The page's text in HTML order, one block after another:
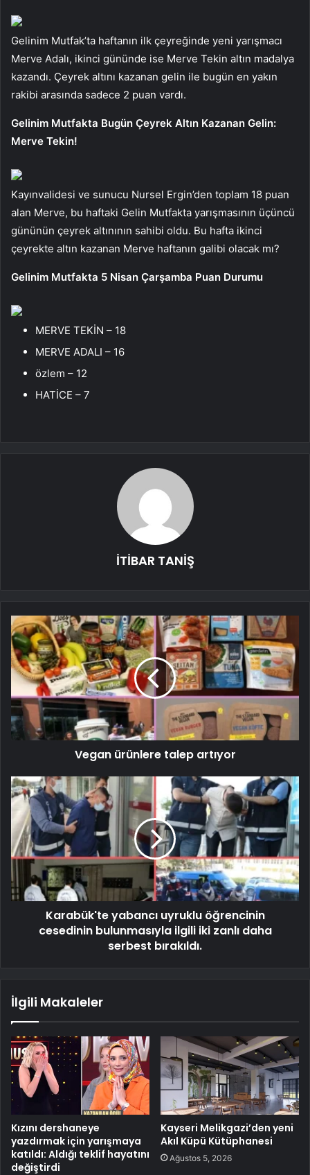
Gelinim Mutfak’ta haftanın ilk çeyreğinde yeni yarışmacı
Merve Adalı, ikinci gününde ise Merve Tekin altın madalya
kazandı. Çeyrek altını kazanan gelin ile bugün en yakın
rakibi arasında sadece 2 puan vardı.
Gelinim Mutfakta Bugün Çeyrek Altın Kazanan Gelin:
Merve Tekin!
Kayınvalidesi ve sunucu Nursel Ergin’den toplam 18 puan
alan Merve, bu haftaki Gelin Mutfakta yarışmasının üçüncü
gününün çeyrek altınının sahibi oldu. Bu hafta ikinci
çeyrekte altın kazanan Merve haftanın galibi olacak mı?
Gelinim Mutfakta 5 Nisan Çarşamba Puan Durumu
MERVE TEKİN – 18
MERVE ADALI – 16
özlem – 12
HATİCE – 7
İTİBAR TANİŞ
Vegan ürünlere talep artıyor
Karabük'te yabancı uyruklu öğrencinin
cesedinin bulunmasıyla ilgili iki zanlı daha
serbest bırakıldı.
İlgili Makaleler
Kızını dershaneye
yazdırmak için yarışmaya
katıldı: Aldığı teklif hayatını
değiştirdi
Kayseri Melikgazi’den yeni
Akıl Küpü Kütüphanesi
Ağustos 5, 2026